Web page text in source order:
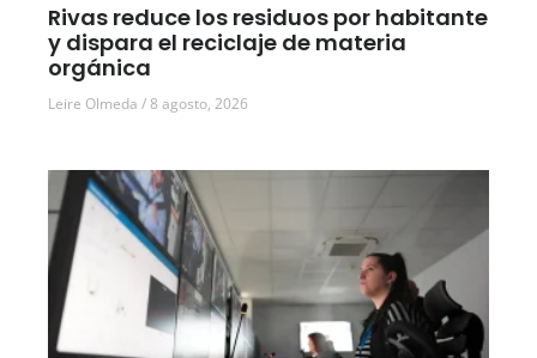
Rivas reduce los residuos por habitante
y dispara el reciclaje de materia
orgánica
Leire Olmeda 8 agosto, 2026